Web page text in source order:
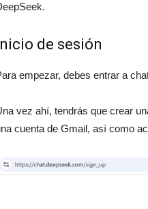
Inicio de sesión
empezar, debes entrar a
vez ahí, tendrás que crear
cuenta de Gmail, así como